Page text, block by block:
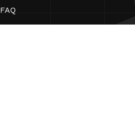
FAQ